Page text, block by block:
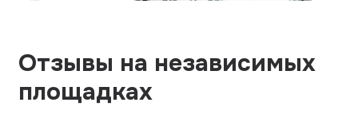
Отзывы на независимых
площадках